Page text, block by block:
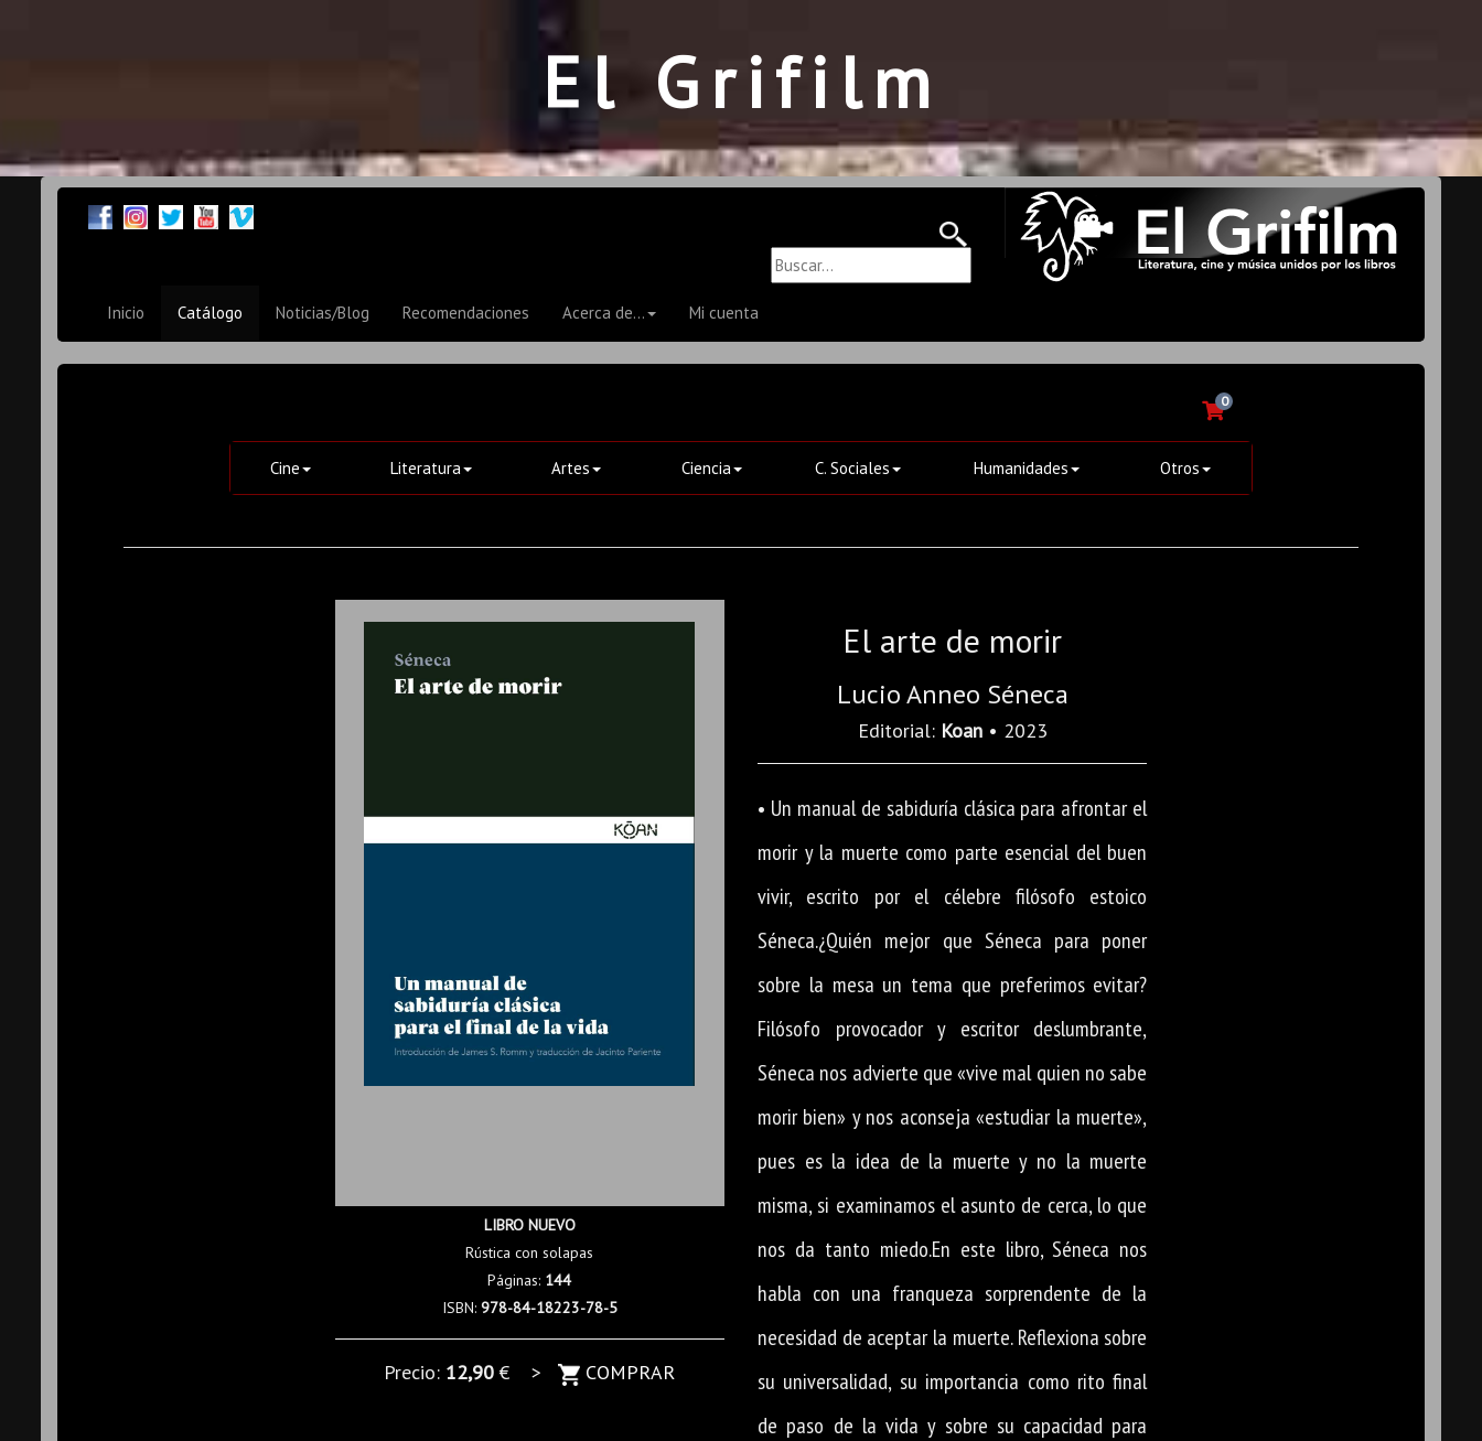
El Grifilm
Inicio Catálogo Noticias/Blog Recomendaciones Acerca de... Mi cuenta
0
Cine Literatura Artes Ciencia C. Sociales Humanidades Otros
LIBRO NUEVO
Rústica con solapas
Páginas: 144
ISBN: 978-84-18223-78-5
Precio: 12,90€ > COMPRAR
El arte de morir
Lucio Anneo Séneca
Editorial: Koan• 2023
• Un manual de sabiduría clásica para afrontar el
morir y la muerte como parte esencial del buen
vivir, escrito por el célebre filósofo estoico
Séneca.¿Quién mejor que Séneca para poner
sobre la mesa un tema que preferimos evitar?
Filósofo provocador y escritor deslumbrante,
Séneca nos advierte que «vive mal quien no sabe
morir bien» y nos aconseja «estudiar la muerte»,
pues es la idea de la muerte y no la muerte
misma, si examinamos el asunto de cerca, lo que
nos da tanto miedo.En este libro, Séneca nos
habla con una franqueza sorprendente de la
necesidad de aceptar la muerte. Reflexiona sobre
su universalidad, su importancia como rito final
de paso de la vida y sobre su capacidad para